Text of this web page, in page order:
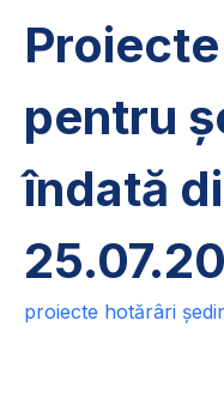
pentru
îndată
proiecte hotărâri